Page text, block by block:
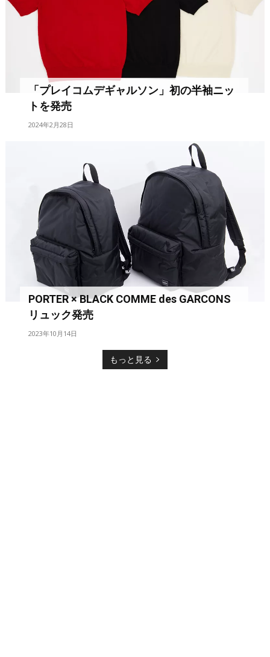
「プレイコムデギャルソン」初の半袖ニッ
トを発売
2024年2月28日
PORTER × BLACK COMME des GARCONS
リュック発売
2023年10月14日
もっと見る